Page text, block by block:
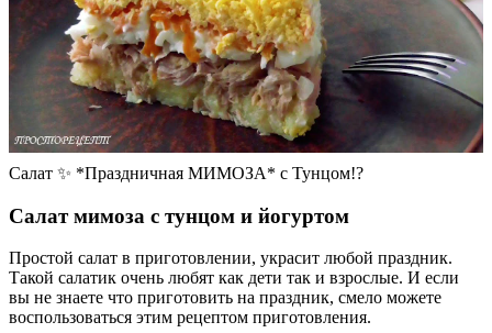
Салат ✨ *Праздничная МИМОЗА* с Тунцом!?
Салат мимоза с тунцом и йогуртом
Простой салат в приготовлении, украсит любой праздник.
Такой салатик очень любят как дети так и взрослые. И если
вы не знаете что приготовить на праздник, смело можете
воспользоваться этим рецептом приготовления.